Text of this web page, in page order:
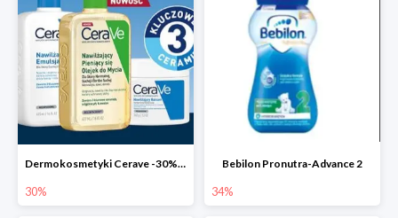
Dermokosmetyki Cerave -30% cała seria
30%
Bebilon Pronutra-Advance 2
34%